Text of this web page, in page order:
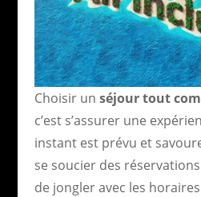
Choisir un séjour tout
c’est s’assurer une
instant est prévu et
se soucier des
de jongler avec les